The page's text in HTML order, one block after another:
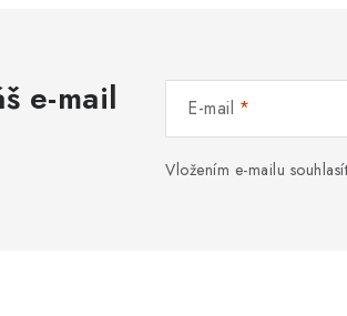
e-mail E-mail
Vložením e-mailu